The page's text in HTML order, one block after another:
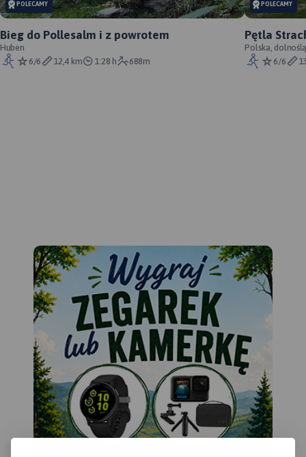
POLECAMY
Bieg do Pollesalm i z powrotem
Huben
6/6
12,4 km 1:28 h 688m
POLECAMY
Pętla
Polska,
6/6